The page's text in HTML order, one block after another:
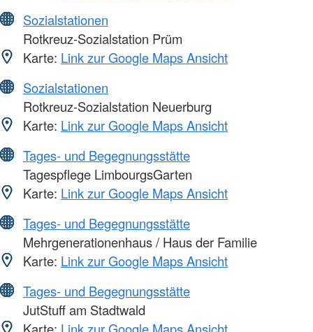
Sozialstationen
Rotkreuz-Sozialstation Prüm
Karte: Link zur Google Maps Ansicht
Sozialstationen
Rotkreuz-Sozialstation Neuerburg
Karte: Link zur Google Maps Ansicht
Tages- und Begegnungsstätte
Tagespflege LimbourgsGarten
Karte: Link zur Google Maps Ansicht
Tages- und Begegnungsstätte
Mehrgenerationenhaus / Haus der Familie
Karte: Link zur Google Maps Ansicht
Tages- und Begegnungsstätte
JutStuff am Stadtwald